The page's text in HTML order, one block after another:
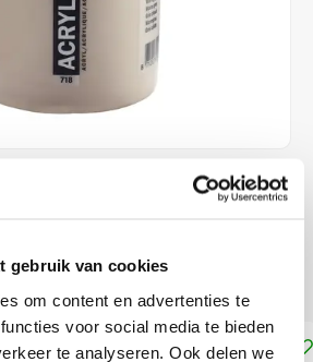
gebruik van cookies
om content en advertenties te
voor social media te bieden
te analyseren. Ook delen we
Lees meer
aan winkelwagen